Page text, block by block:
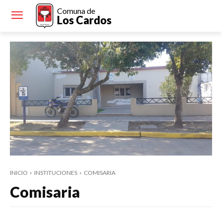
Comuna de
Los Cardos
INICIO INSTITUCIONES COMISARIA
Comisaria